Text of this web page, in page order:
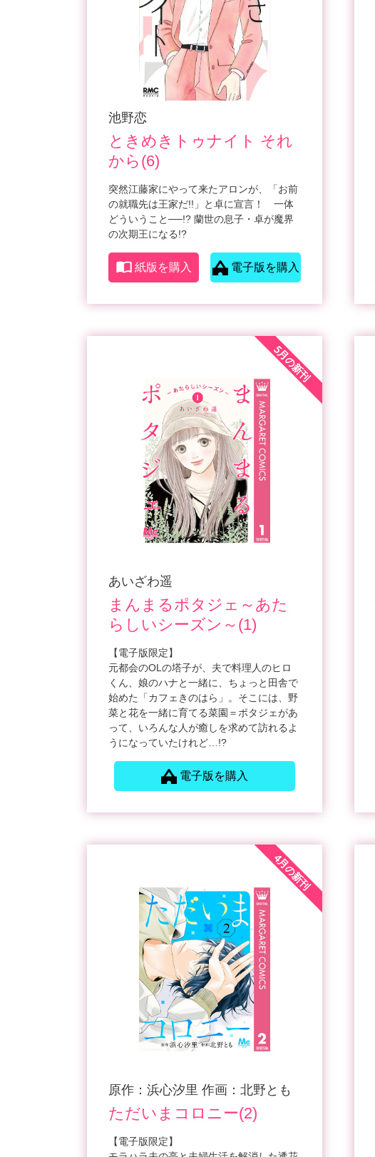
池野恋
ときめきトゥナイト それ
から(6)
突然江藤家にやって来たアロンが、「お前
の就職先は王家だ!!」と卓に宣言！ 一体
どういうこと──!? 蘭世の息子・卓が魔界
の次期王になる!?
紙版を購入 電子版を購入
5月の新刊
あいざわ遥
まんまるポタジェ～あた
らしいシーズン～(1)
【電子版限定】
元都会のOLの塔子が、夫で料理人のヒロ
くん、娘のハナと一緒に、ちょっと田舎で
始めた「カフェきのはら」。そこには、野
菜と花を一緒に育てる菜園＝ポタジェがあ
って、いろんな人が癒しを求めて訪れるよ
うになっていたけれど…!?
電子版を購入
4月の新刊
原作：浜心汐里 作画：北野とも
ただいまコロニー(2)
【電子版限定】